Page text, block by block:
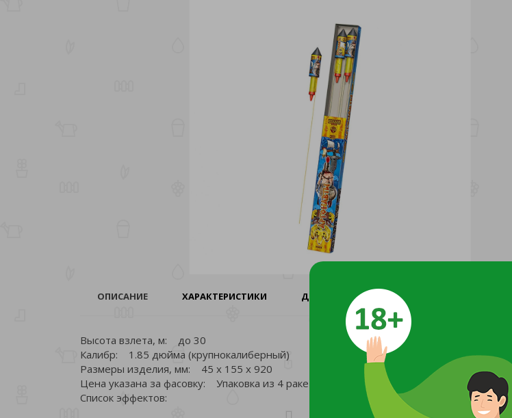
ОПИСАНИЕ ХАРАКТЕРИСТИКИ ДОКУМЕНТЫ И СЕРТИФИКАТЫ
Высота взлета, м: до 30
Калибр: 1.85 дюйма (крупнокалиберный)
Размеры изделия, мм: 45 х 155 х 920
Цена указана за фасовку: Упаковка из 4 ракет с разными эффектами
Список эффектов: